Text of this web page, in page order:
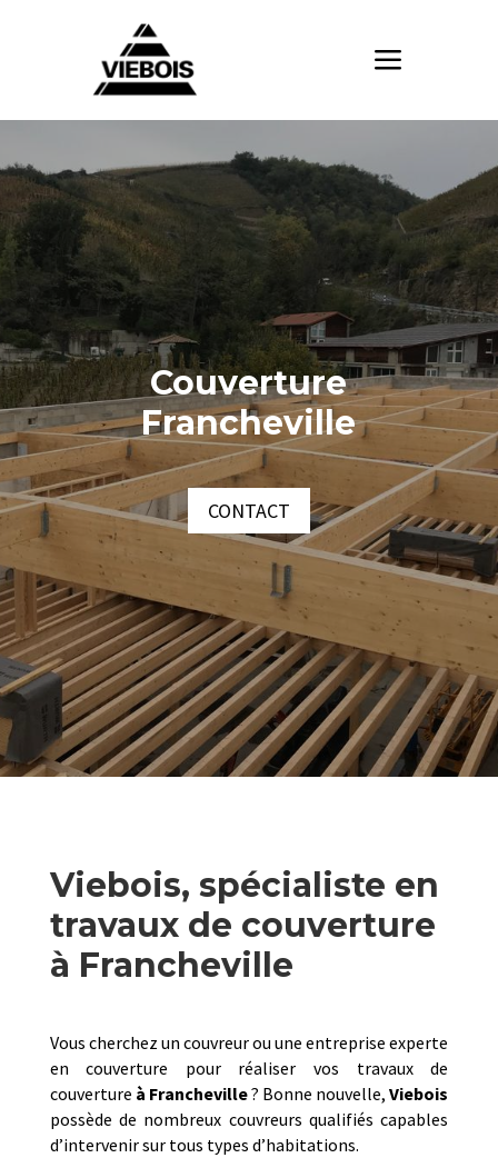
Couverture
Francheville
CONTACT
Viebois, spécialiste en
travaux de couverture
à Francheville
Vous cherchez un couvreur ou une entreprise experte
en couverture pour réaliser vos travaux de
couverture à Francheville? Bonne nouvelle,Viebois
possède de nombreux couvreurs qualifiés capables
d’intervenir sur tous types d’habitations.